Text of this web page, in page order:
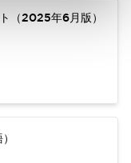
（2025年6月版）